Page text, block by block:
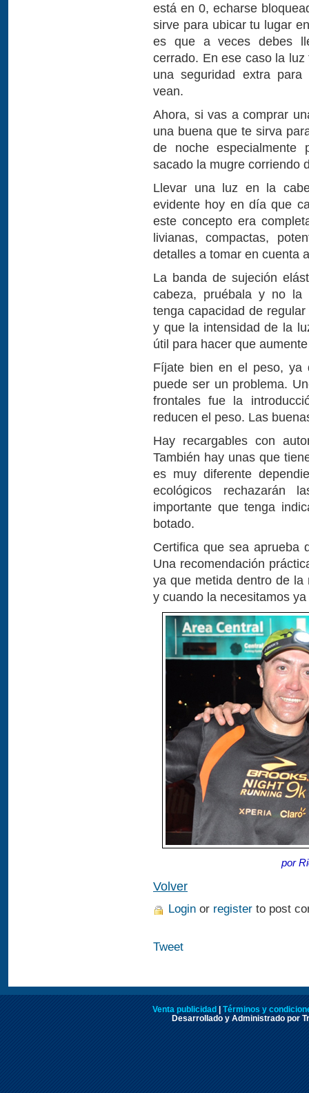
está en 0, echarse
sirve para ubicar tu lugar
es que a veces debes
cerrado. En ese caso la
una seguridad extra
vean.
Ahora, si vas a comprar
una buena que te sirva
de noche
sacado la mugre corriendo
Llevar una luz en la
evidente hoy en día que
este concepto era
livianas, compactas,
detalles a tomar en cuenta
La banda de sujeción
cabeza, pruébala y no la
tenga capacidad de
y que la intensidad de la
útil para hacer que
Fíjate bien en el peso, ya
puede ser un problema.
frontales fue la
reducen el peso. Las
Hay recargables con
También hay unas que
es muy diferente
ecológicos rechazarán
importante que tenga
botado.
Certifica que sea aprueba
Una recomendación
ya que metida dentro de la
y cuando la necesitamos
por
Volver
Login or register to post
Tweet
Venta publicidad | Términos y
Desarrollado y Administrado por